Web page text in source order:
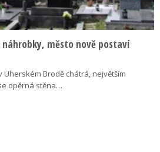
město nově postaví
Brodě chátrá, největším
opěrná stěna…